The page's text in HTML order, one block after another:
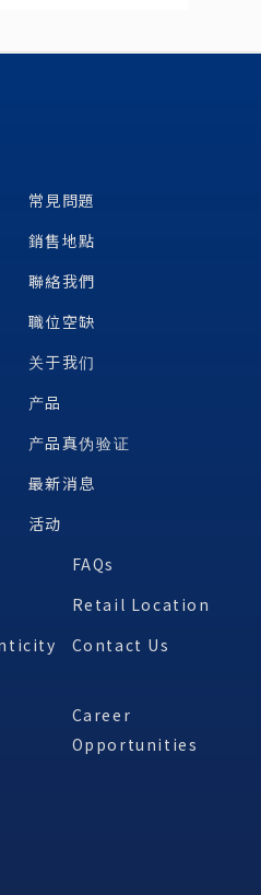
常見問題
銷售地點
聯絡我們
職位空缺
关于我们
产品
产品真伪验证
最新消息
活动
FAQs
Retail Location
Contact Us
Career
Opportunities